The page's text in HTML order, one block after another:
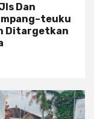
Dan
Ditargetkan